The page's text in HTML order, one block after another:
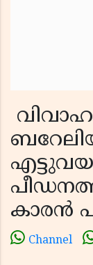
വിവാഹ
കാരൻ
Channel